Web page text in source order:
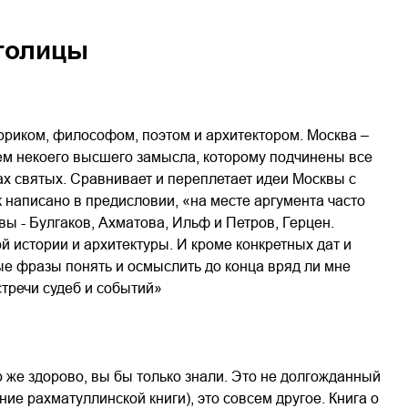
философом, поэтом и архитектором. Москва –
некоего высшего замысла, которому подчинены все
святых. Сравнивает и переплетает идеи Москвы с
в предисловии, «на месте аргумента часто
- Булгаков, Ахматова, Ильф и Петров, Герцен.
и архитектуры. И кроме конкретных дат и
фразы понять и осмыслить до конца вряд ли мне
судеб и событий»
здорово, вы бы только знали. Это не долгожданный
рахматуллинской книги), это совсем другое. Книга о